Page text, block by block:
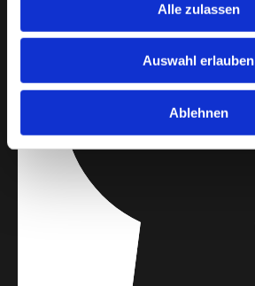
Alle zulassen
Auswahl erlauben
Ablehnen